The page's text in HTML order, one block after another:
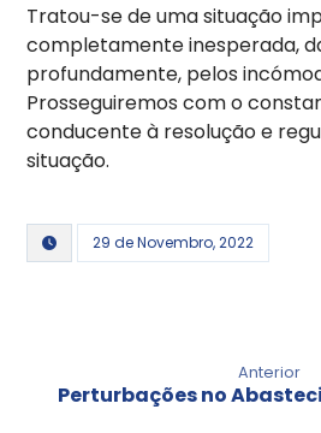
Tratou-se de uma situação
completamente inesperada,
profundamente, pelos
Prosseguiremos com o
conducente à resolução e
situação.
29 de Novembro, 2022
Anterior
Perturbações no